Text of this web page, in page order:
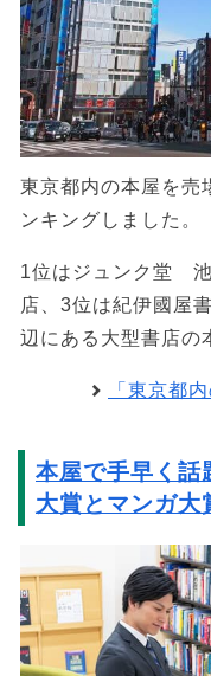
東京都内の本屋を売
ンキングしました。
1位はジュンク堂
店、3位は紀伊國屋
辺にある大型書店の
「東京都
本屋で手早く話
大賞とマンガ大